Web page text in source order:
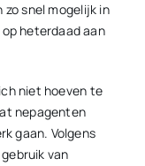
snel mogelijk in
heterdaad aan
niet hoeven te
nepagenten
gaan. Volgens
van